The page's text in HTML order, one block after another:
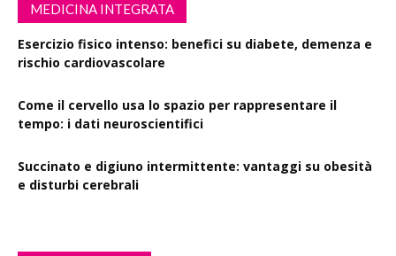
MEDICINA INTEGRATA
Esercizio fisico intenso: benefici su diabete, demenza e
rischio cardiovascolare
Come il cervello usa lo spazio per rappresentare il
tempo: i dati neuroscientifici
Succinato e digiuno intermittente: vantaggi su obesità
e disturbi cerebrali